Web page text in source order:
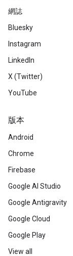
網誌
Bluesky
Instagram
LinkedIn
X (Twitter)
YouTube
版本
Android
Chrome
Firebase
Google AI Studio
Google Antigravity
Google Cloud
Google Play
View all